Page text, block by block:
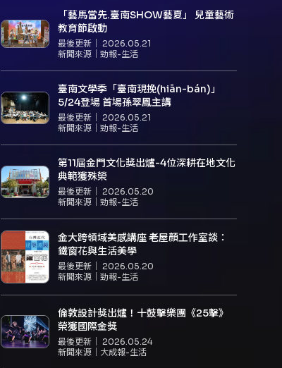
「藝馬當先.臺南SHOW藝夏」 兒童藝術
教育節啟動
最後更新｜ 2026.05.21
新聞來源｜ 勁報-生活
臺南文學季「臺南現挽(hiān-bán)」
5/24登場 首場孫翠鳳主講
最後更新｜ 2026.05.21
新聞來源｜ 勁報-生活
第11屆金門文化獎出爐-4位深耕在地文化
典範獲殊榮
最後更新｜ 2026.05.20
新聞來源｜ 勁報-生活
金大跨領域美感講座 老屋顏工作室談：
鐵窗花與生活美學
最後更新｜ 2026.05.20
新聞來源｜ 勁報-生活
倫敦設計獎出爐！十鼓擊樂團《25擊》
榮獲國際金獎
最後更新｜ 2026.05.24
新聞來源｜ 大成報-生活